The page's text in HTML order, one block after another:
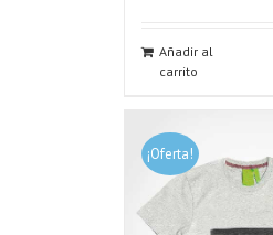
Añadir al
carrito
¡Oferta!